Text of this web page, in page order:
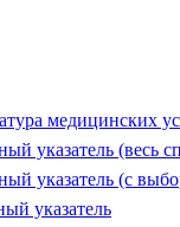
медицинских
указатель (весь
указатель (с
указатель